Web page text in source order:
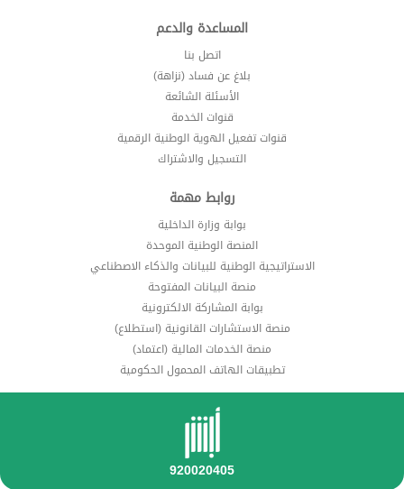
المساعدة والدعم
اتصل بنا
بلاغ عن فساد (نزاهة)
الأسئلة الشائعة
قنوات الخدمة
قنوات تفعيل الهوية الوطنية الرقمية
التسجيل والاشتراك
روابط مهمة
بوابة وزارة الداخلية
المنصة الوطنية الموحدة
الاستراتيجية الوطنية للبيانات والذكاء الاصطناعي
منصة البيانات المفتوحة
بوابة المشاركة الالكترونية
منصة الاستشارات القانونية (استطلاع)
منصة الخدمات المالية (اعتماد)
تطبيقات الهاتف المحمول الحكومية